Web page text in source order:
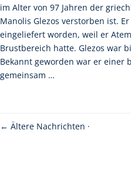
im Alter von 97 Jahren der
Manolis Glezos verstorben ist.
eingeliefert worden, weil er
Brustbereich hatte. Glezos war
Bekannt geworden war er einer
gemeinsam …
← Ältere Nachrichten ·